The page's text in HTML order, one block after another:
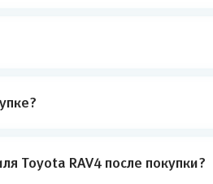
Toyota RAV4 после покупки?